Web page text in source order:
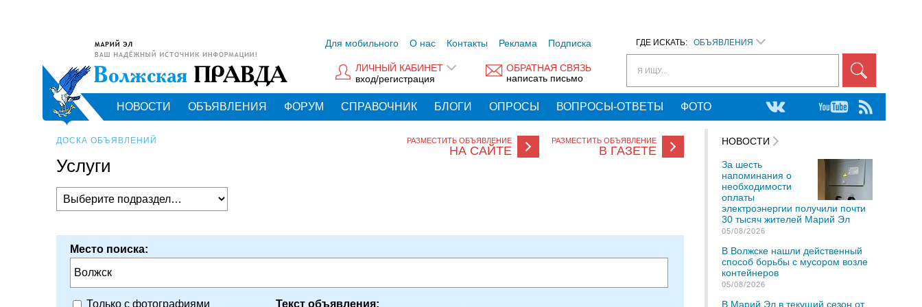
ГДЕ ИСКАТЬ: ОБЪЯВЛЕНИЯ
Я ИЩУ...
Для мобильного О нас Контакты Реклама Подписка
ОБРАТНАЯ СВЯЗЬ
написать письмо
ЛИЧНЫЙ КАБИНЕТ
вход/регистрация
НОВОСТИ ОБЪЯВЛЕНИЯ ФОРУМ СПРАВОЧНИК БЛОГИ ОПРОСЫ ВОПРОСЫ-ОТВЕТЫ ФОТО
РАЗМЕСТИТЬ ОБЪЯВЛЕНИЕ
НА САЙТЕ
РАЗМЕСТИТЬ ОБЪЯВЛЕНИЕ
В ГАЗЕТЕ
ДОСКА ОБЪЯВЛЕНИЙ
Услуги
Место поиска:
Волжск
Только с фотографиями Текст объявления:
НОВОСТИ
За шесть
напоминания о
необходимости
оплаты
электроэнергии получили почти
30 тысяч жителей Марий Эл
05/08/2026
В Волжске нашли действенный
способ борьбы с мусором возле
контейнеров
05/08/2026
В Марий Эл в текущий сезон от